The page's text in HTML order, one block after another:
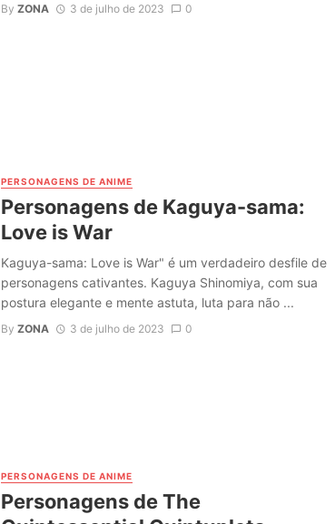
By ZONA 3 de julho de 2023 0
PERSONAGENS DE ANIME
Personagens de Kaguya-sama:
Love is War
Kaguya-sama: Love is War" é um verdadeiro desfile de
personagens cativantes. Kaguya Shinomiya, com sua
postura elegante e mente astuta, luta para não ...
By ZONA 3 de julho de 2023 0
PERSONAGENS DE ANIME
Personagens de The